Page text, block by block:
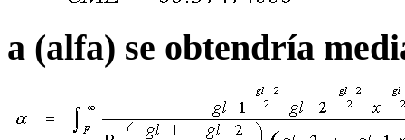
a (alfa) se obtendría